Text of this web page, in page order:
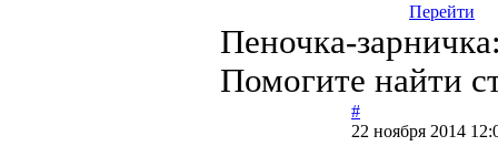
Перейти
Пеночка-
Помогите найти
#
22 ноября 2014